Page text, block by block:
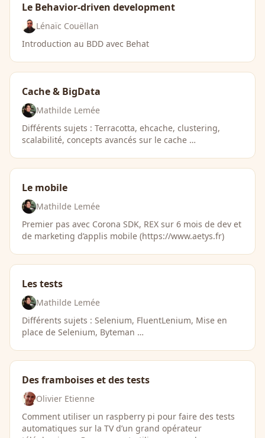
Le Behavior-driven development
Lénaïc Couëllan
Introduction au BDD avec Behat
Cache & BigData
Mathilde Lemée
Différents sujets : Terracotta, ehcache, clustering,
scalabilité, concepts avancés sur le cache …
Le mobile
Mathilde Lemée
Premier pas avec Corona SDK, REX sur 6 mois de dev et
de marketing d’applis mobile (https://www.aetys.fr)
Les tests
Mathilde Lemée
Différents sujets : Selenium, FluentLenium, Mise en
place de Selenium, Byteman …
Des framboises et des tests
Olivier Etienne
Comment utiliser un raspberry pi pour faire des tests
automatiques sur la TV d’un grand opérateur